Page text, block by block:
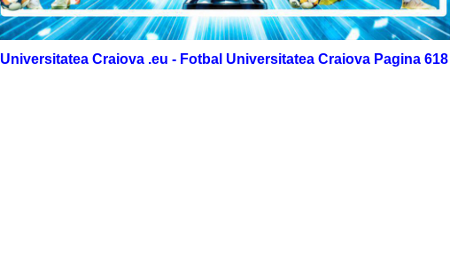
Universitatea Craiova .eu - Fotbal Universitatea Craiova Pagina 618